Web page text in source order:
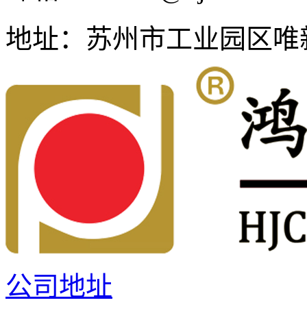
地址： 苏州市工业园区
公司地址